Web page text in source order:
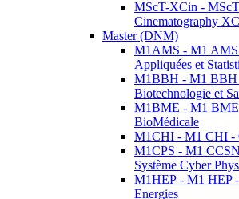
MScT-XCin -
Cinematography
Master (DNM)
M1AMS - M1 AMS
Appliquées et
M1BBH - M1 BBH
Biotechnologie et
M1BME - M1 BME
BioMédicale
M1CHI - M1 CHI -
M1CPS - M1
Système Cyber
M1HEP - M1 HEP -
Energies